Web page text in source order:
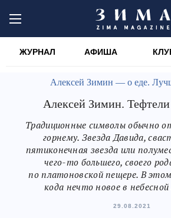
ЖУРНАЛ АФИША
Алексей Зимин — о еде.
Алексей Зимин. Тефтели
Традиционные символы обычно
горнему. Звезда Давида,
пятиконечная звезда или
чего-то большего, своего
по платоновской пещере. В
кода нечто новое в небесной
29.08.2021